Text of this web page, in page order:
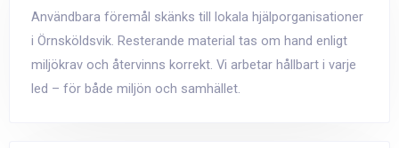
Användbara föremål skänks till lokala hjälporganisationer
i Örnsköldsvik. Resterande material tas om hand enligt
miljökrav och återvinns korrekt. Vi arbetar hållbart i varje
led – för både miljön och samhället.